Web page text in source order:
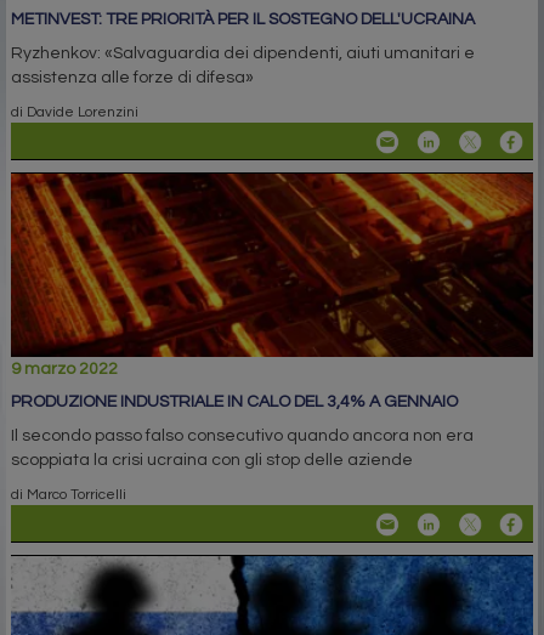
METINVEST: TRE PRIORITÀ PER IL SOSTEGNO DELL'UCRAINA
Ryzhenkov: «Salvaguardia dei dipendenti, aiuti umanitari e
assistenza alle forze di difesa»
di Davide Lorenzini
9 marzo 2022
PRODUZIONE INDUSTRIALE IN CALO DEL 3,4% A GENNAIO
Il secondo passo falso consecutivo quando ancora non era
scoppiata la crisi ucraina con gli stop delle aziende
di Marco Torricelli